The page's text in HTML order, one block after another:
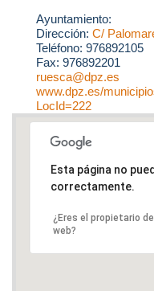
Ayuntamiento:
Dirección: C/
Teléfono: 976892105
Fax: 976892201
ruesca@dpz.es
www.dpz.es/
LocId=222
Esta página no
correctamente.
¿Eres el propietario
web?